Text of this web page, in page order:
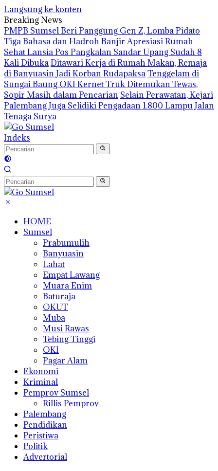
Langsung ke konten
Breaking News
PMPB Sumsel Beri Panggung Gen Z, Lomba Pidato
Tiga Bahasa dan Hadroh Banjir ApresiasiRumah
Sehat Lansia Pos Pangkalan Sandar Upang Sudah 8
Kali DibukaDitawari Kerja di Rumah Makan, Remaja
di Banyuasin Jadi Korban RudapaksaTenggelam di
Sungai Baung OKI Kernet Truk Ditemukan Tewas,
Sopir Masih dalam Pencarian Selain Perawatan, Kejari
Palembang Juga Selidiki Pengadaan 1.800 Lampu Jalan
Tenaga Surya
Indeks
HOME
Sumsel
Prabumulih
Banyuasin
Lahat
Empat Lawang
Muara Enim
Baturaja
OKUT
Muba
Musi Rawas
Tebing Tinggi
OKI
Pagar Alam
Ekonomi
Kriminal
Pemprov Sumsel
Rillis Pemprov
Palembang
Pendidikan
Peristiwa
Politik
Advertorial